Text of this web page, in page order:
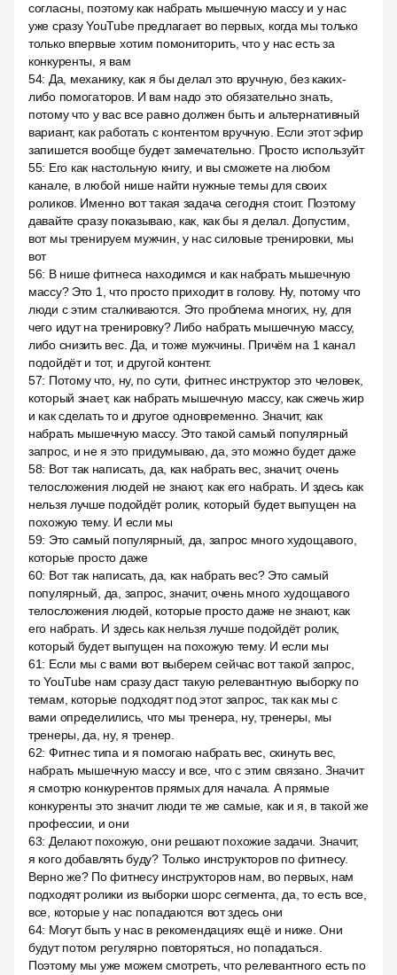
согласны, поэтому как набрать мышечную массу и у нас
уже сразу YouTube предлагает во первых, когда мы только
только впервые хотим помониторить, что у нас есть за
конкуренты, я вам
54: Да, механику, как я бы делал это вручную, без каких-
либо помогаторов. И вам надо это обязательно знать,
потому что у вас все равно должен быть и альтернативный
вариант, как работать с контентом вручную. Если этот эфир
запишется вообще будет замечательно. Просто используйт
55: Его как настольную книгу, и вы сможете на любом
канале, в любой нише найти нужные темы для своих
роликов. Именно вот такая задача сегодня стоит. Поэтому
давайте сразу показываю, как, как бы я делал. Допустим,
вот мы тренируем мужчин, у нас силовые тренировки, мы
вот
56: В нише фитнеса находимся и как набрать мышечную
массу? Это 1, что просто приходит в голову. Ну, потому что
люди с этим сталкиваются. Это проблема многих, ну, для
чего идут на тренировку? Либо набрать мышечную массу,
либо снизить вес. Да, и тоже мужчины. Причём на 1 канал
подойдёт и тот, и другой контент.
57: Потому что, ну, по сути, фитнес инструктор это человек,
который знает, как набрать мышечную массу, как сжечь жир
и как сделать то и другое одновременно. Значит, как
набрать мышечную массу. Это такой самый популярный
запрос, и не я это придумываю, да, это можно будет даже
58: Вот так написать, да, как набрать вес, значит, очень
телосложения людей не знают, как его набрать. И здесь как
нельзя лучше подойдёт ролик, который будет выпущен на
похожую тему. И если мы
59: Это самый популярный, да, запрос много худощавого,
которые просто даже
60: Вот так написать, да, как набрать вес? Это самый
популярный, да, запрос, значит, очень много худощавого
телосложения людей, которые просто даже не знают, как
его набрать. И здесь как нельзя лучше подойдёт ролик,
который будет выпущен на похожую тему. И если мы
61: Если мы с вами вот выберем сейчас вот такой запрос,
то YouTube нам сразу даст такую релевантную выборку по
темам, которые подходят под этот запрос, так как мы с
вами определились, что мы тренера, ну, тренеры, мы
тренеры, да, ну, я тренер.
62: Фитнес типа и я помогаю набрать вес, скинуть вес,
набрать мышечную массу и все, что с этим связано. Значит
я смотрю конкурентов прямых для начала. А прямые
конкуренты это значит люди те же самые, как и я, в такой же
профессии, и они
63: Делают похожую, они решают похожие задачи. Значит,
я кого добавлять буду? Только инструкторов по фитнесу.
Верно же? По фитнесу инструкторов нам, во первых, нам
подходят ролики из выборки шорс сегмента, да, то есть все,
все, которые у нас попадаются вот здесь они
64: Могут быть у нас в рекомендациях ещё и ниже. Они
будут потом регулярно повторяться, но попадаться.
Поэтому мы уже можем смотреть, что релевантного есть по